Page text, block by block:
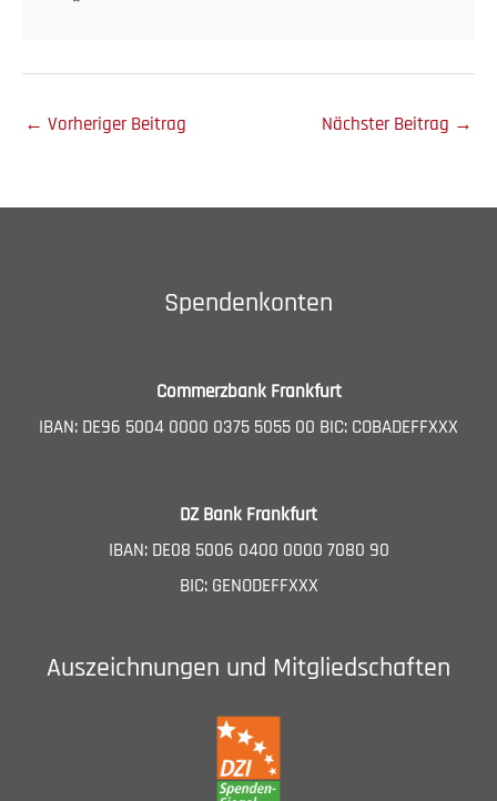
← Vorheriger Beitrag Nächster Beitrag →
Spendenkonten
Commerzbank Frankfurt
IBAN: DE96 5004 0000 0375 5055 00 BIC: COBADEFFXXX
DZ Bank Frankfurt
IBAN: DE08 5006 0400 0000 7080 90
BIC: GENODEFFXXX
Auszeichnungen und Mitgliedschaften